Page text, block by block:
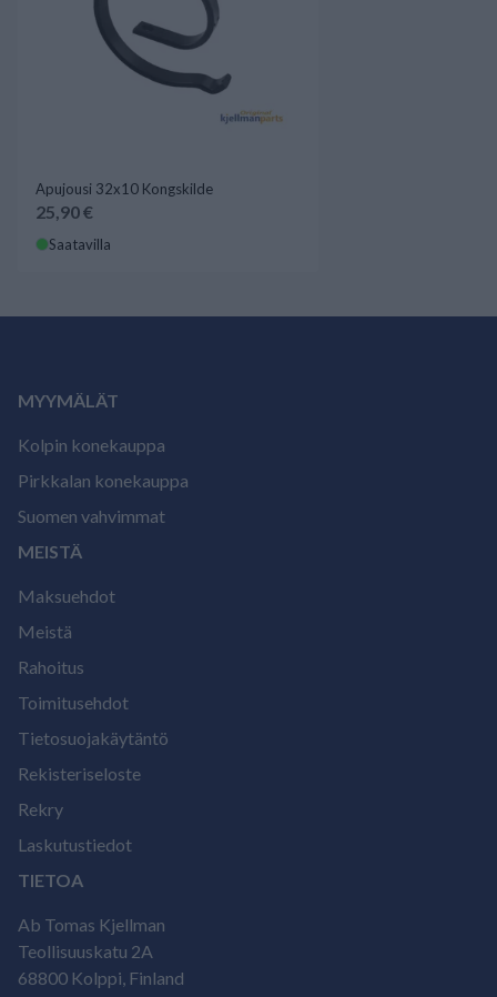
Apujousi 32x10 Kongskilde
25,90 €
Saatavilla
MYYMÄLÄT
Kolpin konekauppa
Pirkkalan konekauppa
Suomen vahvimmat
MEISTÄ
Maksuehdot
Meistä
Rahoitus
Toimitusehdot
Tietosuojakäytäntö
Rekisteriseloste
Rekry
Laskutustiedot
TIETOA
Ab Tomas Kjellman
Teollisuuskatu 2A
68800 Kolppi, Finland